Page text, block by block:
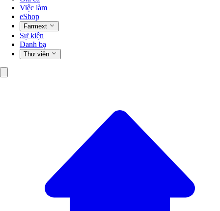
Việc làm
eShop
Farmext
Sự kiện
Danh bạ
Thư viện